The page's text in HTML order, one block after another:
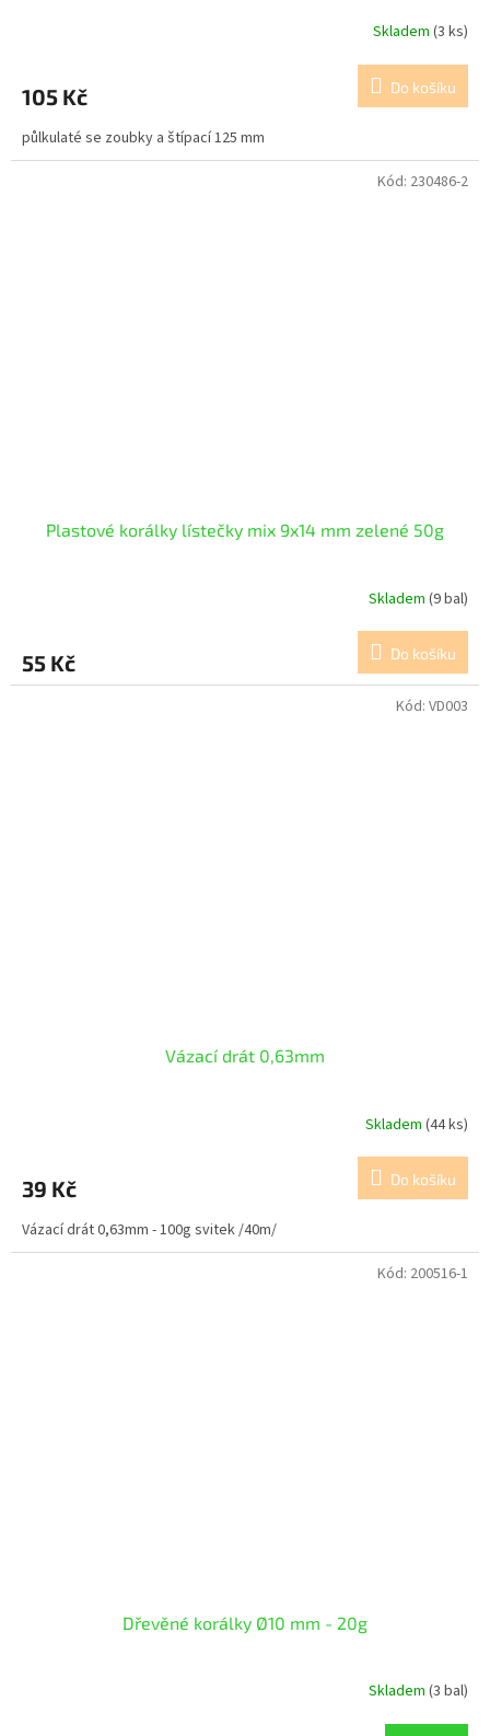
Skladem (3 ks)
105 Kč Do košíku
půlkulaté se zoubky a štípací 125 mm
Plastové korálky lístečky mix 9x14 mm zelené 50g
Skladem (9 bal)
55 Kč Do košíku
Kód: 230486-2
Vázací drát 0,63mm
Skladem (44 ks)
39 Kč Do košíku
Vázací drát 0,63mm - 100g svitek /40m/
Kód: VD003
Dřevěné korálky Ø10 mm - 20g
Skladem (3 bal)
Kód: 200516-1